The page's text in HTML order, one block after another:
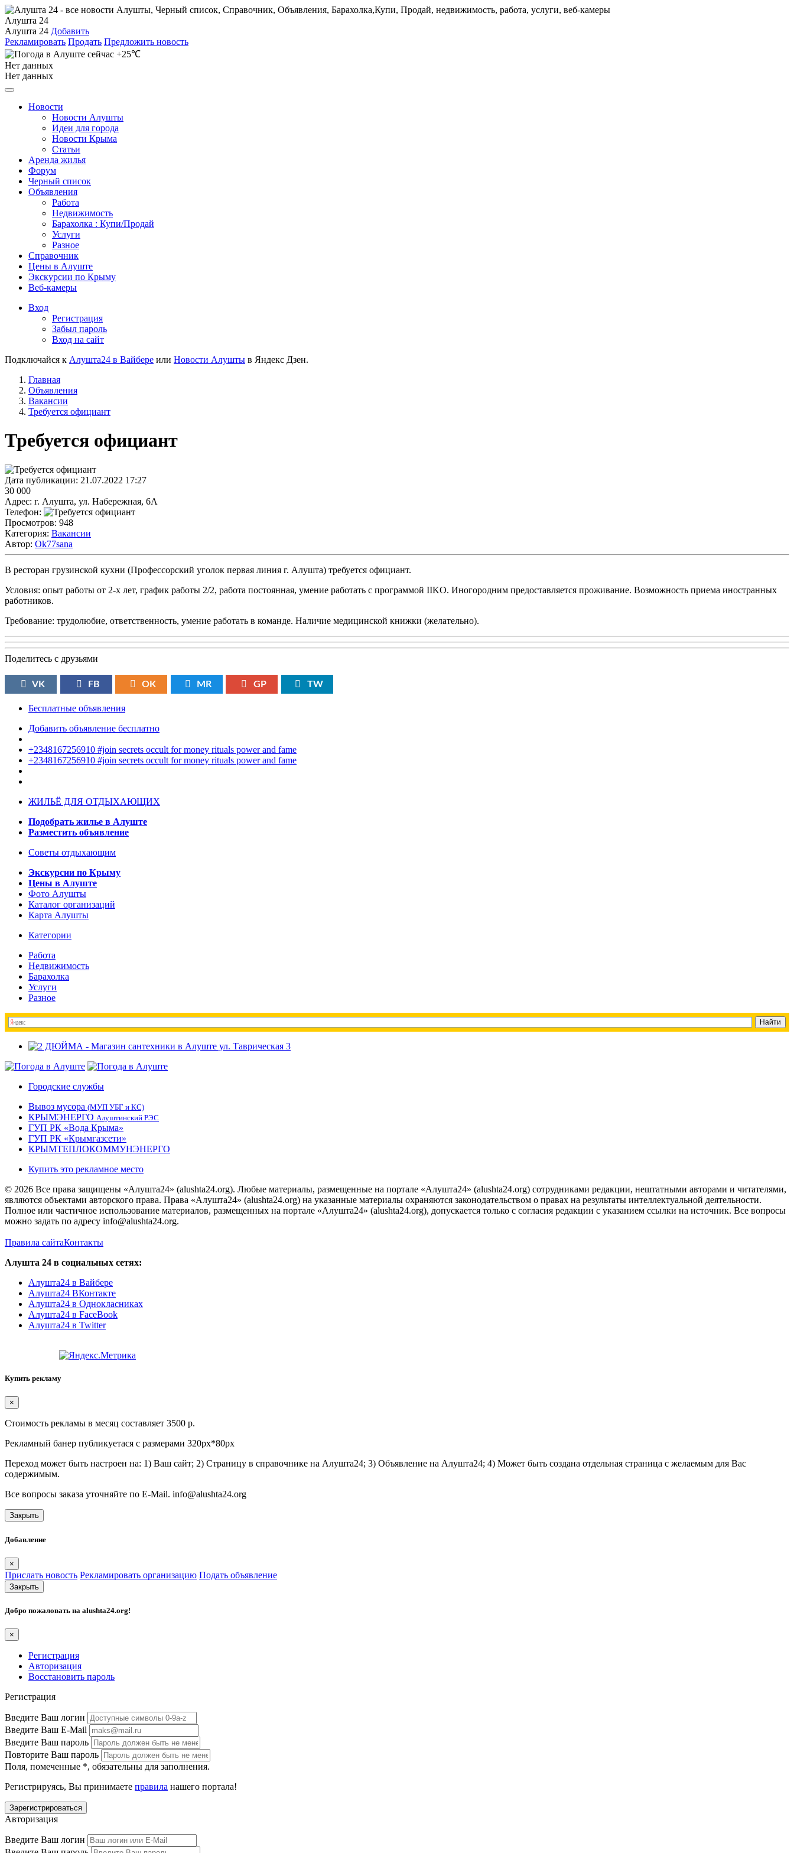
Алушта 24
Алушта 24 Добавить
Рекламировать Продать Предложить новость
+25℃
Нет данных
Нет данных
Новости
Новости Алушты
Идеи для города
Новости Крыма
Статьи
Аренда жилья
Форум
Черный список
Объявления
Работа
Недвижимость
Барахолка : Купи/Продай
Услуги
Разное
Справочник
Цены в Алуште
Экскурсии по Крыму
Веб-камеры
Вход
Регистрация
Забыл пароль
Вход на сайт
Подключайся к Алушта24 в Вайбере или Новости Алушты в Яндекс Дзен.
Главная
Объявления
Вакансии
Требуется официант
Требуется официант
Дата публикации: 21.07.2022 17:27
30 000
Адрес: г. Алушта, ул. Набережная, 6А
Телефон:
Просмотров: 948
Категория: Вакансии
Автор: Ok77sana
В ресторан грузинской кухни (Профессорский уголок первая линия г. Алушта) требуется официант.
Условия: опыт работы от 2-х лет, график работы 2/2, работа постоянная, умение работать с программой IIKO. Иногородним предоставляется проживание. Возможность приема иностранных
работников.
Требование: трудолюбие, ответственность, умение работать в команде. Наличие медицинской книжки (желательно).
Поделитесь с друзьями
VK FB OK MR GP TW
Бесплатные объявления
Добавить объявление бесплатно
+2348167256910 #join secrets occult for money rituals power and fame
+2348167256910 #join secrets occult for money rituals power and fame
ЖИЛЬЁ ДЛЯ ОТДЫХАЮЩИХ
Подобрать жилье в Алуште
Разместить объявление
Советы отдыхающим
Экскурсии по Крыму
Цены в Алуште
Фото Алушты
Каталог организаций
Карта Алушты
Категории
Работа
Недвижимость
Барахолка
Услуги
Разное
Городские службы
Вывоз мусора (МУП УБГ и КС)
КРЫМЭНЕРГО Алуштинский РЭС
ГУП РК «Вода Крыма»
ГУП РК «Крымгазсети»
КРЫМТЕПЛОКОММУНЭНЕРГО
Купить это рекламное место
© 2026 Все права защищены «Алушта24» (alushta24.org). Любые материалы, размещенные на портале «Алушта24» (alushta24.org) сотрудниками редакции, нештатными авторами и читателями,
являются объектами авторского права. Права «Алушта24» (alushta24.org) на указанные материалы охраняются законодательством о правах на результаты интеллектуальной деятельности.
Полное или частичное использование материалов, размещенных на портале «Алушта24» (alushta24.org), допускается только с согласия редакции с указанием ссылки на источник. Все вопросы
можно задать по адресу info@alushta24.org.
Правила сайтаКонтакты
Алушта 24 в социальных сетях:
Алушта24 в Вайбере
Алушта24 ВКонтакте
Алушта24 в Однокласниках
Алушта24 в FaceBook
Алушта24 в Twitter
Купить рекламу
×
Стоимость рекламы в месяц составляет 3500 р.
Рекламный банер публикуетася с размерами 320px*80px
Переход может быть настроен на: 1) Ваш сайт; 2) Страницу в справочнике на Алушта24; 3) Объявление на Алушта24; 4) Может быть создана отдельная страница с желаемым для Вас
содержимым.
Все вопросы заказа уточняйте по E-Mail. info@alushta24.org
Закрыть
Добавление
×
Прислать новость Рекламировать организацию Подать объявление
Закрыть
Добро пожаловать на alushta24.org!
×
Регистрация
Авторизация
Восстановить пароль
Регистрация
Введите Ваш логин
Введите Ваш E-Mail
Введите Ваш пароль
Повторите Ваш пароль
Поля, помеченные *, обязательны для заполнения.
Регистрируясь, Вы принимаете правила нашего портала!
Авторизация
Введите Ваш логин